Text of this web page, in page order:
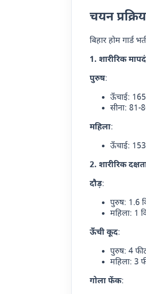
चयन
बिहार होम गार्ड
1. शारीरिक
पुरुष:
ऊँचाई:
सीना:
महिला:
ऊँचाई: 153
2. शारीरिक
दौड़:
पुरुष: 1.6
महिला: 1
ऊँची कूद:
पुरुष: 4
महिला: 3
गोला फेंक: